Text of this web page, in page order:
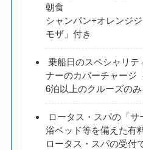
朝食
シャンパン+オレンジ
モザ」付き
乗船日のスペシャリテ
ナーのカバーチャージ
6泊以上のクルーズのみ
ロータス・スパの「
浴ベッド等を備えた有
ロータス・スパの受付